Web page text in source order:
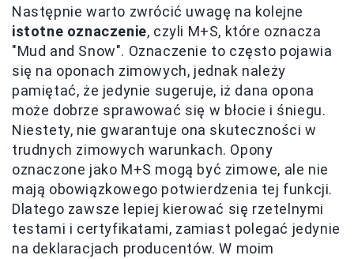
Następnie warto zwrócić uwagę na kolejne
istotne oznaczenie, czyli M+S, które oznacza
"Mud and Snow". Oznaczenie to często pojawia
się na oponach zimowych, jednak należy
pamiętać, że jedynie sugeruje, iż dana opona
może dobrze sprawować się w błocie i śniegu.
Niestety, nie gwarantuje ona skuteczności w
trudnych zimowych warunkach. Opony
oznaczone jako M+S mogą być zimowe, ale nie
mają obowiązkowego potwierdzenia tej funkcji.
Dlatego zawsze lepiej kierować się rzetelnymi
testami i certyfikatami, zamiast polegać jedynie
na deklaracjach producentów. W moim